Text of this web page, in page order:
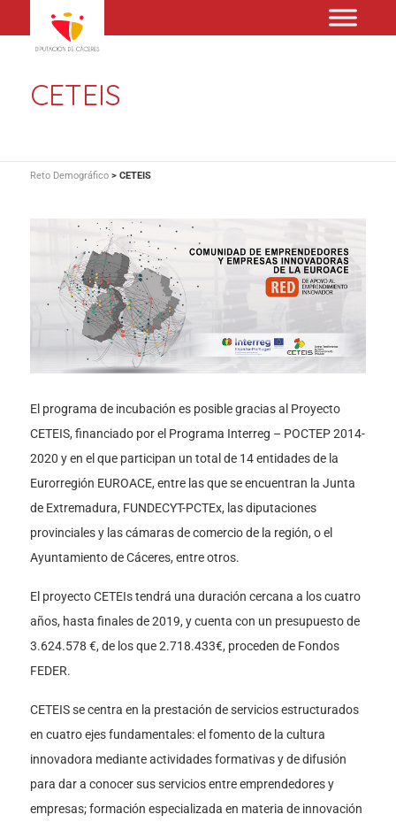
CETEIS
Reto Demográfico> CETEIS
El programa de incubación es posible gracias al Proyecto
CETEIS, financiado por el Programa Interreg – POCTEP 2014-
2020 y en el que participan un total de 14 entidades de la
Eurorregión EUROACE, entre las que se encuentran la Junta
de Extremadura, FUNDECYT-PCTEx, las diputaciones
provinciales y las cámaras de comercio de la región, o el
Ayuntamiento de Cáceres, entre otros.
El proyecto CETEIs tendrá una duración cercana a los cuatro
años, hasta finales de 2019, y cuenta con un presupuesto de
3.624.578 €, de los que 2.718.433€, proceden de Fondos
FEDER.
CETEIS se centra en la prestación de servicios estructurados
en cuatro ejes fundamentales: el fomento de la cultura
innovadora mediante actividades formativas y de difusión
para dar a conocer sus servicios entre emprendedores y
empresas; formación especializada en materia de innovación